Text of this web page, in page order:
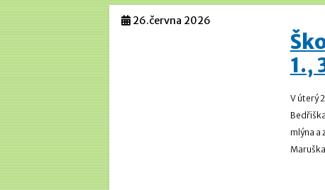
26.června 2026
1.,
V úterý
mlýna a